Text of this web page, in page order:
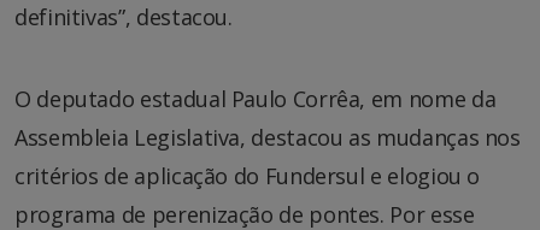
definitivas”, destacou.
O deputado estadual Paulo Corrêa, em nome da
Assembleia Legislativa, destacou as mudanças nos
critérios de aplicação do Fundersul e elogiou o
programa de perenização de pontes. Por esse